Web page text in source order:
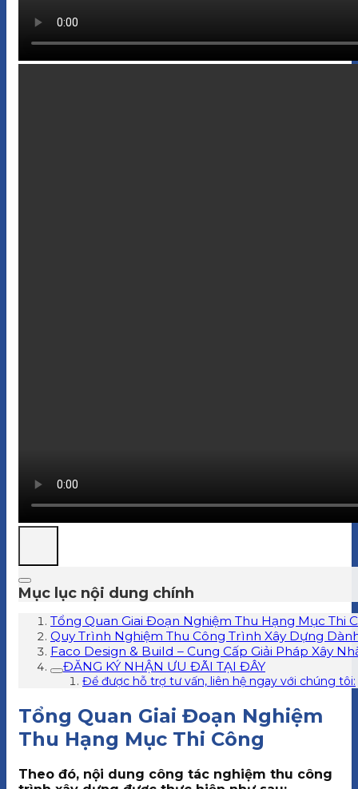
Mục lục nội dung chính
Tổng Quan Giai Đoạn Nghiệm Thu Hạng Mục Thi
Quy Trình Nghiệm Thu Công Trình Xây Dựng
Faco Design & Build – Cung Cấp Giải Pháp Xây
ĐĂNG KÝ NHẬN ƯU ĐÃI TẠI ĐÂY
Để được hỗ trợ tư vấn, liên hệ ngay với chúng tôi:
Tổng Quan Giai Đoạn Nghiệm
Thu Hạng Mục Thi Công
Theo đó, nội dung công tác nghiệm thu công